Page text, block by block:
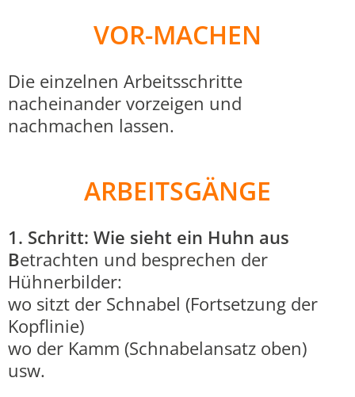
VOR-MACHEN
Die einzelnen Arbeitsschritte
nacheinander vorzeigen und
nachmachen lassen.
ARBEITSGÄNGE
1. Schritt: Wie sieht ein Huhn aus
Betrachten und besprechen der
Hühnerbilder:
wo sitzt der Schnabel (Fortsetzung der
Kopflinie)
wo der Kamm (Schnabelansatz oben)
usw.